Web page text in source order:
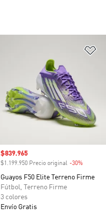
Precio de venta
$839.965
$1.199.950 Precio original -30%
Guayos F50 Elite Terreno Firme
Fútbol, Terreno Firme
3 colores
Envío Gratis